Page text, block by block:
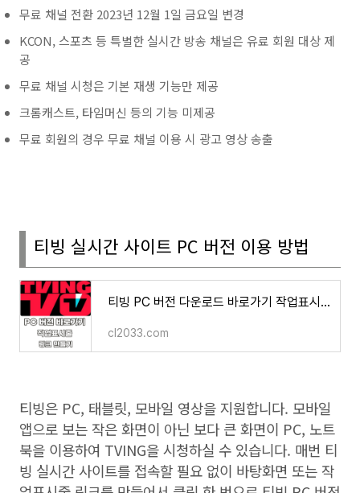
무료 채널 전환 2023년 12월 1일 금요일 변경
KCON, 스포츠 등 특별한 실시간 방송 채널은 유료 회원 대상 제
공
무료 채널 시청은 기본 재생 기능만 제공
크롬캐스트, 타임머신 등의 기능 미제공
무료 회원의 경우 무료 채널 이용 시 광고 영상 송출
티빙 실시간 사이트 PC 버전 이용 방법
티빙 PC 버전 다운로드 바로가기 작업표시줄 TVING 링크 만들기 방법
cl2033.com
티빙은 PC, 태블릿, 모바일 영상을 지원합니다. 모바일
앱으로 보는 작은 화면이 아닌 보다 큰 화면이 PC, 노트
북을 이용하여 TVING을 시청하실 수 있습니다. 매번 티
빙 실시간 사이트를 접속할 필요 없이 바탕화면 또는 작